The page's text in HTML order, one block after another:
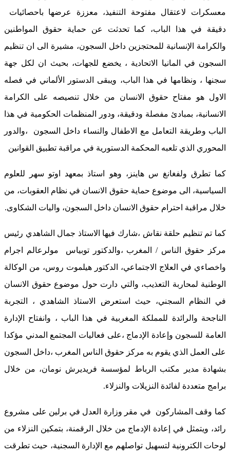
معسكرات لاعتقال مفتوحة التنفيذ، معززة عرضها باحصائيات
دقيقة في هذا الباب، كما تحدثت عن حماية حقوق المواطنين
والكرامة الإنسانية للمحتجزين داخل السجون، مشيرة الى ان تنظيم
السجون في المانيا الاتحادية ، يخضع للجهات، بحيث ان لكل جهة
سجنها ، ونظامها في هذا الباب، ويبقى الدستور الألماني في فصله
الاول هو مفتاح حقوق الانسان من خلال تنصيصه على الكرامة
الانسانية، بمبادئ مفصلة ودقيقة، ودور المنظمات الحكومية في هذا
الباب وطريقة التعامل مع الاطفال والنساء داخل السجون ،والدور
المحوري الذي تلعبه المحكمة الدستورية في مراقبة تطبيق القوانين
كما تطرق ولفغانغ س هاينز، وهو استاذ بمعهد اوتو سهر للعلوم
السياسية، الى موضوع حماية حقوق الانسان في نظام العقوبات، من
خلال مراقبة احترام حقوق الانسان داخل السجون، واليات الشكاوى.
كما تم تنظيم حلقة نقاش ،شارك فيها الاستاذ جمال الشاهدي رئيس
مركز حقوق الناس / المغرب ،والدكتور توبياس مولرعالم اجرام
واخصاءي في العلاج الاجتماعي، الدكتور هيلموت روس، من الوكالة
الوطنية لمحاربة التعذيب، والتي دارت حول موضوع حقوق الانسان
في النظام السجني، حيث استعرض الاستاذ الشاهدي ، التجربة
الناجحة والرائدة للمملكة المغربية في هذا الباب ، وانفتاح الإدارة
العامة للسجون وإعادة الإدماج ،على فعاليات المجتمع المدني مؤكدا
على العمل الذي يقوم به مركز حقوق الناس المغرب ،داخل السجون
بشهادة مدير مكتب الرباط لمؤسسة فريديرش نومان، من خلال
برامج متعددة لفائدة النزيلات والنزلاء.
كما وقف المشاركون في مقر وزارة العدل في برلين على مشروع
رائد، ويتمثل في إعادة الإدماج من خلال الرقمنة، بتمكين النزلاء من
لوحات الكترونية لتسهيل تواصلهم مع الإدارة السجنية، حيث تطرقت